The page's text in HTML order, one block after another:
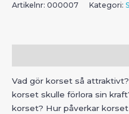
Artikelnr: 000007 Kategori:
Vad gör korset så
korset skulle förlora sin
korset? Hur påverkar